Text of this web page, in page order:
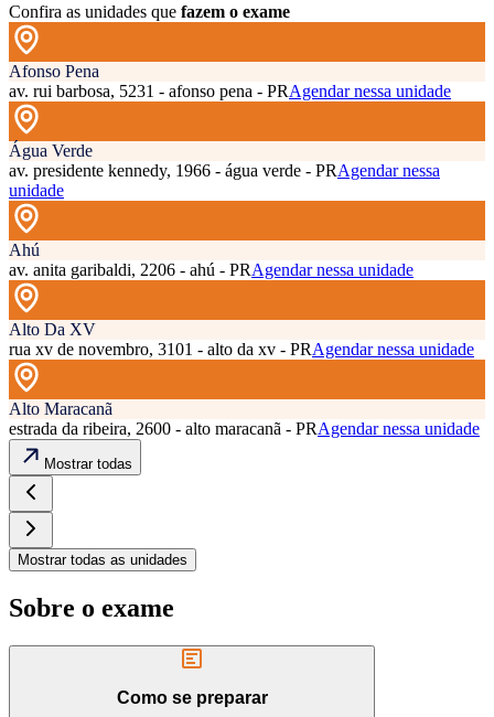
Confira as unidades que fazem o exame
Afonso Pena
av. rui barbosa, 5231 - afonso pena - PRAgendar nessa unidade
Água Verde
av. presidente kennedy, 1966 - água verde - PRAgendar nessa
unidade
Ahú
av. anita garibaldi, 2206 - ahú - PRAgendar nessa unidade
Alto Da XV
rua xv de novembro, 3101 - alto da xv - PRAgendar nessa unidade
Alto Maracanã
estrada da ribeira, 2600 - alto maracanã - PRAgendar nessa unidade
Mostrar todas
Mostrar todas as unidades
Sobre o exame
Como se preparar